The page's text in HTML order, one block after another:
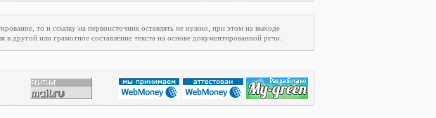
то и ссылку на первоисточник оставлять не нужно, при этом на выходе
в другой или грамотное составление текста на основе документированной речи.